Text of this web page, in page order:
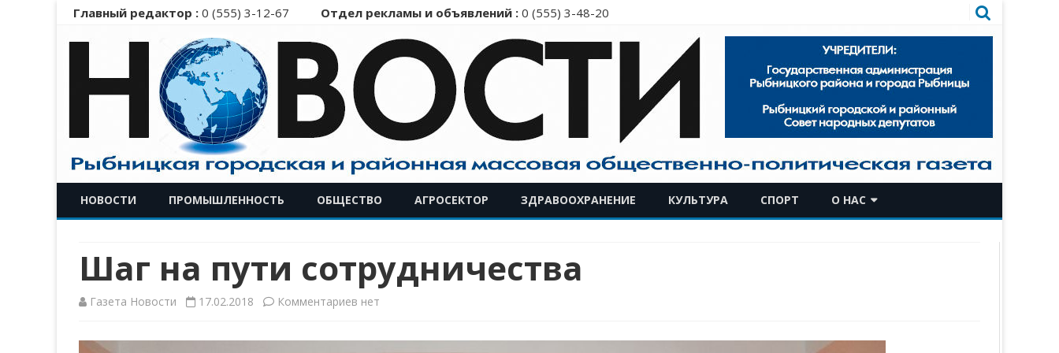
Главный редактор : 0 (555) 3-12-67 Отдел рекламы и объявлений : 0 (555) 3-48-20
к
содержимому
НОВОСТИ ПРОМЫШЛЕННОСТЬ ОБЩЕСТВО АГРОСЕКТОР ЗДРАВООХРАНЕНИЕ КУЛЬТУРА СПОРТ О НАС
Шаг на пути сотрудничества
Газета Новости 17.02.2018 Комментариев кнет